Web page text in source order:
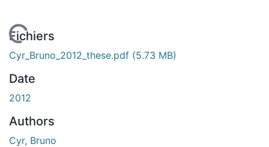
En cours de chargement...
Fichiers
Cyr_Bruno_2012_these.pdf (5.73 MB)
Date
2012
Authors
Cyr, Bruno